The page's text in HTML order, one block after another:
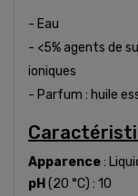
- Eau
- <5% agents de
ioniques
- Parfum : huile
Apparence:
pH (20 °C) : 10